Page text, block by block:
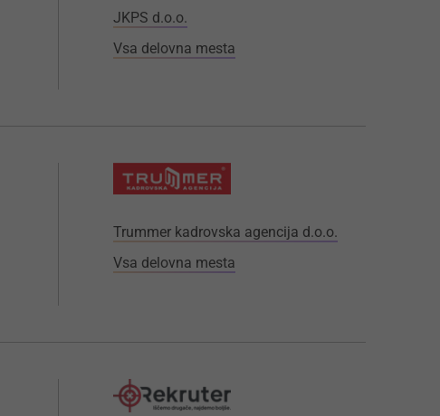
JKPS d.o.o.
Vsa delovna mesta
Trummer kadrovska agencija d.o.o.
Vsa delovna mesta